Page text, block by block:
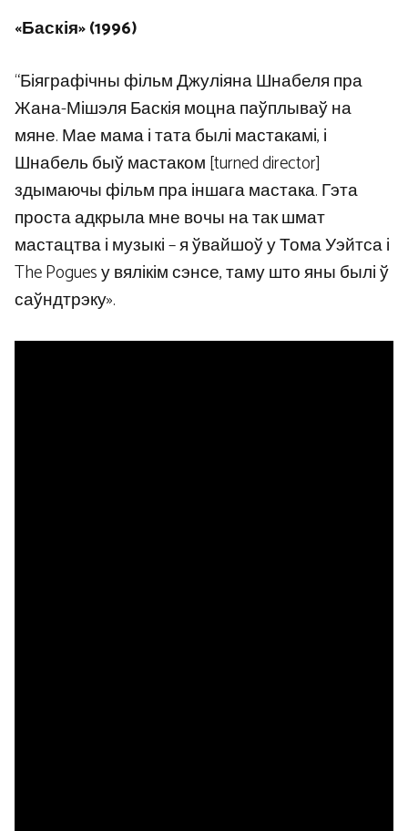
«Баскія» (1996)
“Біяграфічны фільм Джуліяна Шнабеля пра
Жана-Мішэля Баскія моцна паўплываў на
мяне. Мае мама і тата былі мастакамі, і
Шнабель быў мастаком [turned director]
здымаючы фільм пра іншага мастака. Гэта
проста адкрыла мне вочы на ​​так шмат
мастацтва і музыкі – я ўвайшоў у Тома Уэйтса і
The Pogues у вялікім сэнсе, таму што яны былі ў
саўндтрэку».